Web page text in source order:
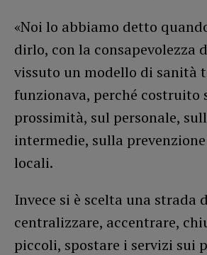
«Noi lo abbiamo detto
dirlo, con la consapevolezza
vissuto un modello di sanità
funzionava, perché costruito
prossimità, sul personale,
intermedie, sulla
locali.
Invece si è scelta una strada
centralizzare, accentrare,
piccoli, spostare i servizi sui